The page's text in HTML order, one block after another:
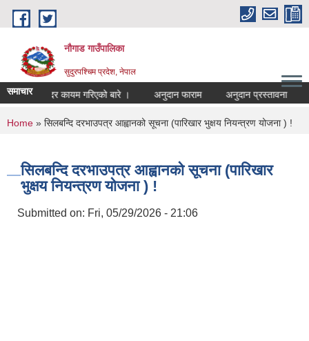
Skip to main content
नौगाड गाउँपालिका
सुदुरपश्चिम प्रदेश, नेपाल
समाचार
नयाँ भाडादर कायम गरिएको बारे । अनुदान फाराम अनुदान प्रस्तावना
You are here
Home » सिलबन्दि दरभाउपत्र आह्वानको सूचना (पारिखार भुक्षय नियन्त्रण योजना ) !
सिलबन्दि दरभाउपत्र आह्वानको सूचना (पारिखार
भुक्षय नियन्त्रण योजना ) !
Submitted on: Fri, 05/29/2026 - 21:06